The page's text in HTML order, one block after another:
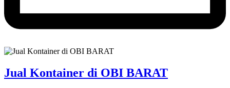
Jual Kontainer di OBI BARAT